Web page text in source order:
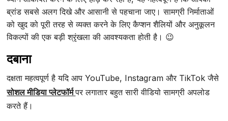
ब्रांड सबसे अलग दिखे और आसानी से पहचाना जाए। सामग्री निर्माताओं
को खुद को पूरी तरह से व्यक्त करने के लिए कैप्शन शैलियों और अनुकूलन
विकल्पों की एक बड़ी श्रृंखला की आवश्यकता होती है। 😉
दबाना
दक्षता महत्वपूर्ण है यदि आप YouTube, Instagram और TikTok जैसे
सोशल मीडिया प्लेटफॉर्मपर लगातार बहुत सारी वीडियो सामग्री अपलोड
करते हैं।